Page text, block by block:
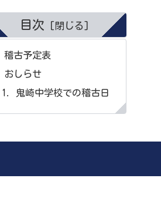
目次
稽古予定表
おしらせ
鬼崎中学校での稽古日